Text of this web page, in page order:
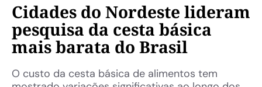
Cidades do Nordeste lideram
pesquisa da cesta básica
mais barata do Brasil
O custo da cesta básica de alimentos tem